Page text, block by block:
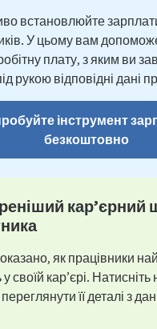
встановлюйте
У цьому вам
плату, з яким ви
рукою відповідні дані
інструмент
безкоштовно
кар’єрний
як працівники
своїй кар’єрі. Натисніть
її деталі з